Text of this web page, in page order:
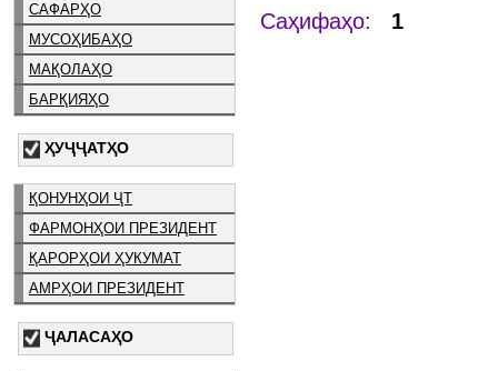
САФАРҲО
МУСОҲИБАҲО
МАҚОЛАҲО
БАРҚИЯҲО
ҲУҶҶАТҲО
ҚОНУНҲОИ ҶТ
ФАРМОНҲОИ ПРЕЗИДЕНТ
ҚАРОРҲОИ ҲУКУМАТ
АМРҲОИ ПРЕЗИДЕНТ
ҶАЛАСАҲО
Саҳифаҳо: 1